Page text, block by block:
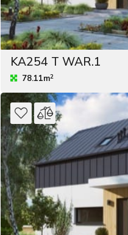
KA254 T WAR.1
78.11m2